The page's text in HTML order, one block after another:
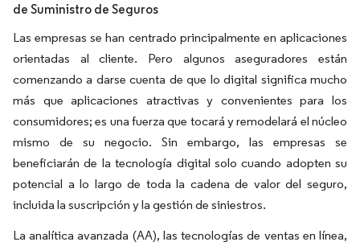
de Suministro de Seguros
Las empresas se han centrado principalmente en aplicaciones
orientadas al cliente. Pero algunos aseguradores están
comenzando a darse cuenta de que lo digital significa mucho
más que aplicaciones atractivas y convenientes para los
consumidores; es una fuerza que tocará y remodelará el núcleo
mismo de su negocio. Sin embargo, las empresas se
beneficiarán de la tecnología digital solo cuando adopten su
potencial a lo largo de toda la cadena de valor del seguro,
incluida la suscripción y la gestión de siniestros.
La analítica avanzada (AA), las tecnologías de ventas en línea,